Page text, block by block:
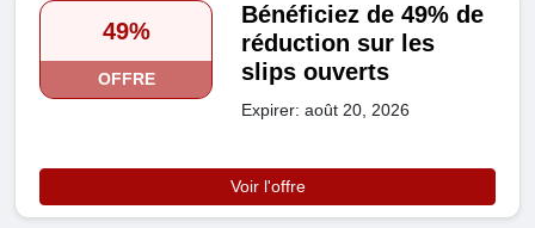
49%
OFFRE
Bénéficiez de 49% de
réduction sur les
slips ouverts
Expirer: août 20, 2026
Voir l'offre